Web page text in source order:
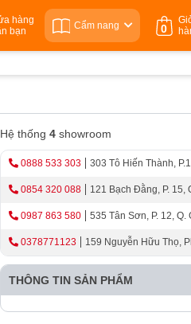
hàng
bạn
Cẩm nang 0
Hệ thống 4 showroom
0888 533 303 303 Tô Hiến Thành,
0854 320 088
121 Bạch Đằng, P. 15,
TPHCM
0987 863 580 535 Tân Sơn, P. 12, Q.
0378771123
159 Nguyễn Hữu Thọ,
THÔNG TIN SẢN PHẨM